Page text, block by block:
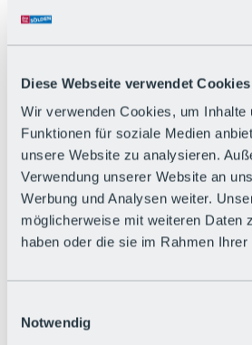
Diese Webseite verwendet Cookies
Wir verwenden Cookies, um
Funktionen für soziale Medien
unsere Website zu analysieren.
Verwendung unserer Website an
Werbung und Analysen weiter.
möglicherweise mit weiteren Daten
haben oder die sie im Rahmen
Notwendig
Die flowigste
Facts
Bürger:in
FAQs
Bikepark-
Bikepark-